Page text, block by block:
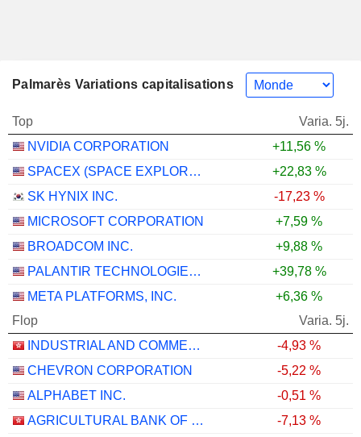
Palmarès Variations capitalisations
Top
Varia. 5j.
NVIDIA CORPORATION
+11,56 %
SPACEX (SPACE EXPLORATION TECHNOLOGIES)
+22,83 %
SK HYNIX INC.
-17,23 %
MICROSOFT CORPORATION
+7,59 %
BROADCOM INC.
+9,88 %
PALANTIR TECHNOLOGIES INC.
+39,78 %
META PLATFORMS, INC.
+6,36 %
Flop
Varia. 5j.
INDUSTRIAL AND COMMERCIAL BANK OF CHINA LIMITED
-4,93 %
CHEVRON CORPORATION
-5,22 %
ALPHABET INC.
-0,51 %
AGRICULTURAL BANK OF CHINA LIMITED
-7,13 %